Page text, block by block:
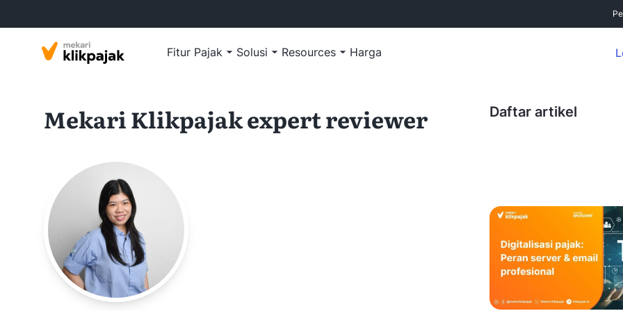
Fitur Pajak Solusi Resources Harga
Mekari Klikpajak expert reviewer Daftar artikel